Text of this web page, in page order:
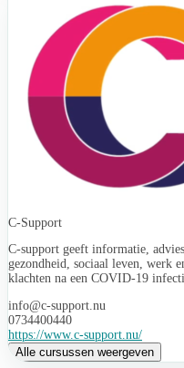
C-Support
C-support geeft informatie,
gezondheid, sociaal leven, werk
klachten na een COVID-19
info@c-support.nu
0734400440
https://www.c-support.nu/
Alle cursussen weergeven